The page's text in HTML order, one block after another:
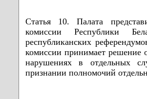
Статья 10. Палата
комиссии Республики
республиканских
комиссии принимает решение
нарушениях в отдельных
признании полномочий